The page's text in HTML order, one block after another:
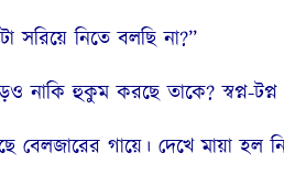
নিতে বলছি না?”
নাকি হুকুম করছে তাকে? স্বপ্ন-
বেলজারের গায়ে। দেখে মায়া হল